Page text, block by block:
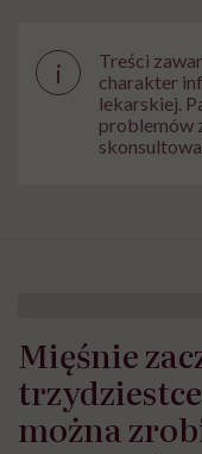
i
Treści
charakter
lekarskiej.
problemów
Mięśnie
można